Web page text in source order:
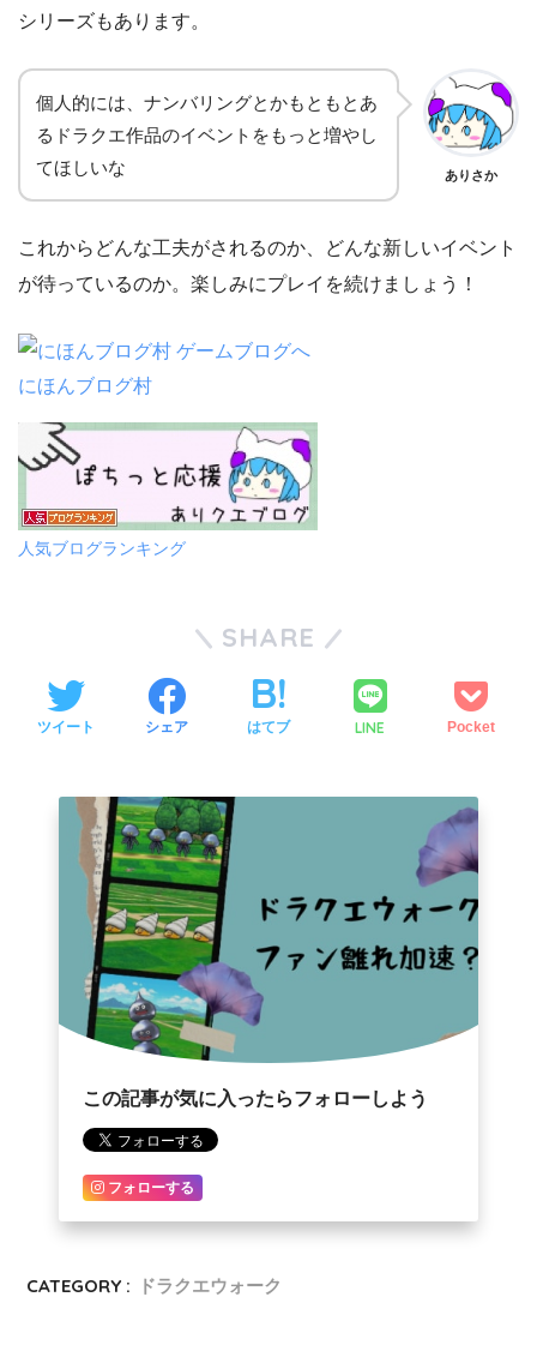
シリーズもあります。
個人的には、ナンバリングとかもともとあ
るドラクエ作品のイベントをもっと増やし
てほしいな
ありさか
これからどんな工夫がされるのか、どんな新しいイベント
が待っているのか。楽しみにプレイを続けましょう！
にほんブログ村
人気ブログランキング
SHARE
ツイート シェア はてブ LINE Pocket
この記事が気に入ったらフォローしよう
フォローする
CATEGORY : ドラクエウォーク